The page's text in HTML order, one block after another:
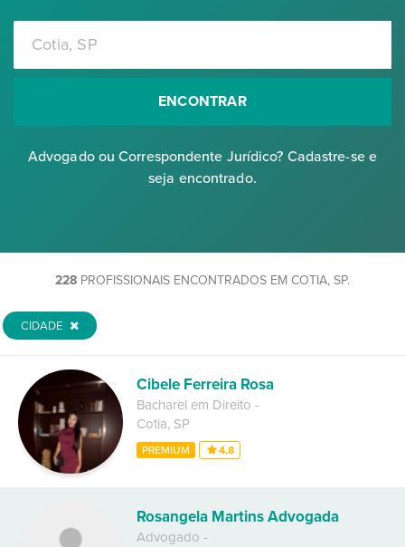
ENCONTRAR
Advogado ou Correspondente Jurídico? Cadastre-se e
seja encontrado.
228 PROFISSIONAIS ENCONTRADOS EM COTIA, SP.
CIDADE
Cibele Ferreira Rosa
Bacharel em Direito -
Cotia, SP
PREMIUM 4,8
Rosangela Martins Advogada
Advogado -